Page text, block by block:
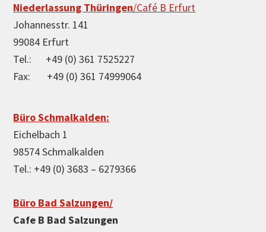
Niederlassung Thüringen/Café B Erfurt
Johannesstr. 141
99084 Erfurt
Tel.: +49 (0) 361 7525227
Fax: +49 (0) 361 74999064
Büro Schmalkalden:
Eichelbach 1
98574 Schmalkalden
Tel.: +49 (0) 3683 – 6279366
Büro Bad Salzungen/
Cafe B Bad Salzungen